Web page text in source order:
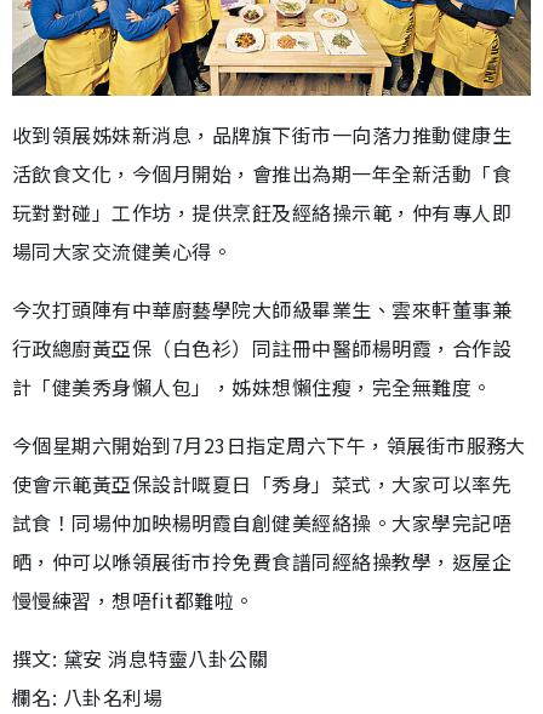
收到領展姊妹新消息，品牌旗下街市一向落力推動健康生
活飲食文化，今個月開始，會推出為期一年全新活動「食
玩對對碰」工作坊，提供烹飪及經絡操示範，仲有專人即
場同大家交流健美心得。
今次打頭陣有中華廚藝學院大師級畢業生、雲來軒董事兼
行政總廚黃亞保（白色衫）同註冊中醫師楊明霞，合作設
計「健美秀身懶人包」，姊妹想懶住瘦，完全無難度。
今個星期六開始到7月23日指定周六下午，領展街市服務大
使會示範黃亞保設計嘅夏日「秀身」菜式，大家可以率先
試食！同場仲加映楊明霞自創健美經絡操。大家學完記唔
晒，仲可以喺領展街市拎免費食譜同經絡操教學，返屋企
慢慢練習，想唔fit都難啦。
撰文: 黛安 消息特靈八卦公關
欄名: 八卦名利場